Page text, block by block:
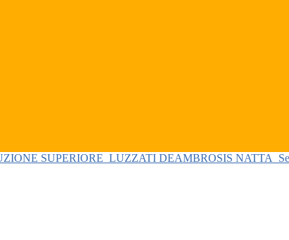
SUPERIORE LUZZATI DEAMBROSIS NATTA